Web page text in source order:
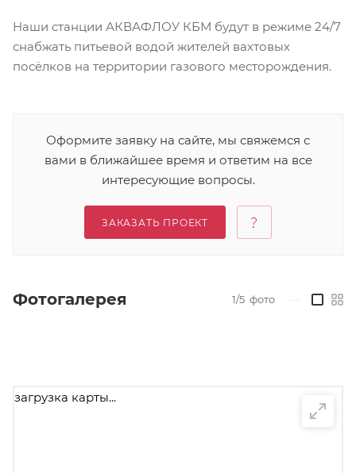
Наши станции АКВАФЛОУ КБМ будут в режиме 24/7
снабжать питьевой водой жителей вахтовых
посёлков на территории газового месторождения.
Оформите заявку на сайте, мы свяжемся с
вами в ближайшее время и ответим на все
интересующие вопросы.
ЗАКАЗАТЬ ПРОЕКТ
Фотогалерея 1/5 фото
загрузка карты...